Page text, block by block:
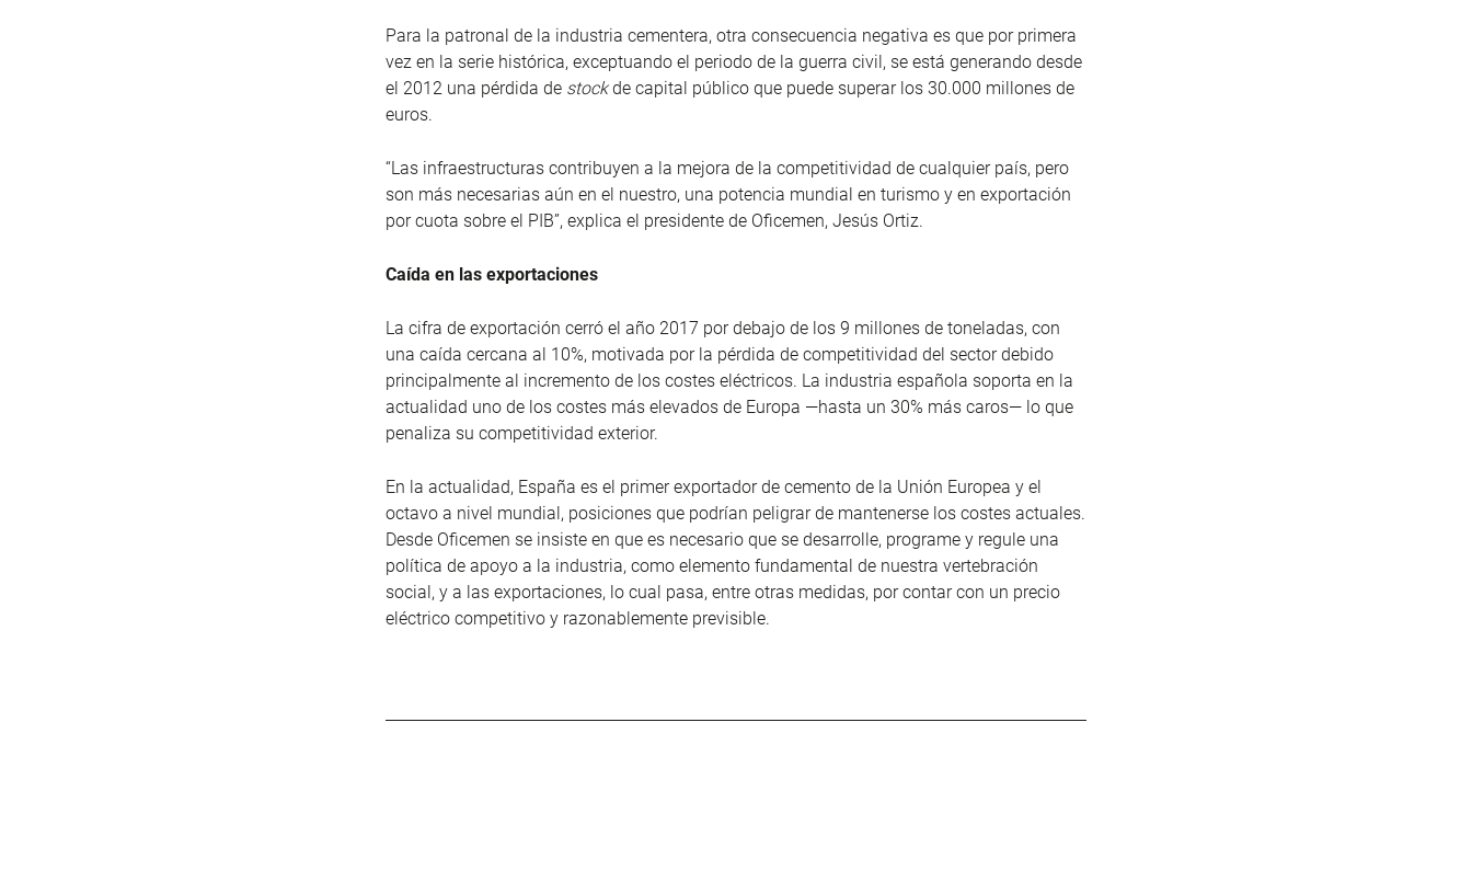
Para la patronal de la industria cementera, otra consecuencia negativa es que por primera
vez en la serie histórica, exceptuando el periodo de la guerra civil, se está generando desde
el 2012 una pérdida de stockde capital público que puede superar los 30.000 millones de
euros.
“Las infraestructuras contribuyen a la mejora de la competitividad de cualquier país, pero
son más necesarias aún en el nuestro, una potencia mundial en turismo y en exportación
por cuota sobre el PIB”, explica el presidente de Oficemen, Jesús Ortiz.
Caída en las exportaciones
La cifra de exportación cerró el año 2017 por debajo de los 9 millones de toneladas, con
una caída cercana al 10%, motivada por la pérdida de competitividad del sector debido
principalmente al incremento de los costes eléctricos. La industria española soporta en la
actualidad uno de los costes más elevados de Europa —hasta un 30% más caros— lo que
penaliza su competitividad exterior.
En la actualidad, España es el primer exportador de cemento de la Unión Europea y el
octavo a nivel mundial, posiciones que podrían peligrar de mantenerse los costes actuales.
Desde Oficemen se insiste en que es necesario que se desarrolle, programe y regule una
política de apoyo a la industria, como elemento fundamental de nuestra vertebración
social, y a las exportaciones, lo cual pasa, entre otras medidas, por contar con un precio
eléctrico competitivo y razonablemente previsible.